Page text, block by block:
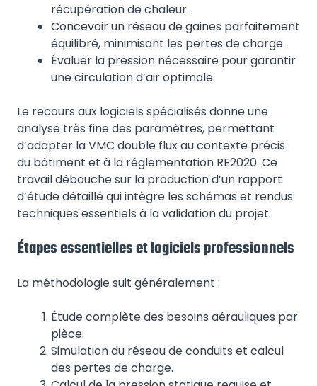
récupération de chaleur.
Concevoir un réseau de gaines parfaitement
équilibré, minimisant les pertes de charge.
Évaluer la pression nécessaire pour garantir
une circulation d’air optimale.
Le recours aux logiciels spécialisés donne une
analyse très fine des paramètres, permettant
d’adapter la VMC double flux au contexte précis
du bâtiment et à la réglementation RE2020. Ce
travail débouche sur la production d’un rapport
d’étude détaillé qui intègre les schémas et rendus
techniques essentiels à la validation du projet.
Étapes essentielles et logiciels professionnels
La méthodologie suit généralement :
Étude complète des besoins aérauliques par
pièce.
Simulation du réseau de conduits et calcul
des pertes de charge.